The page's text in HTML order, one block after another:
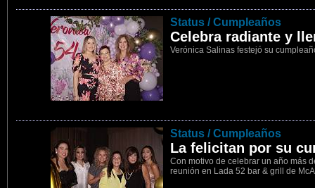
Status / Cumpleaños
Celebra radiante y
Verónica Salinas festejó su
Status / Cumpleaños
La felicitan por su
Con motivo de celebrar un año más
reunión en Lada 52 bar & grill de